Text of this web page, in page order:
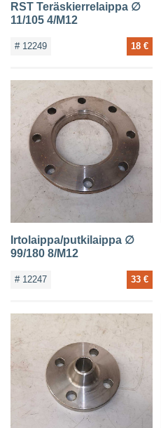
RST Teräskierrelaippa ∅
11/105 4/M12
# 12249 18 €
Irtolaippa/putkilaippa ∅
99/180 8/M12
# 12247 33 €